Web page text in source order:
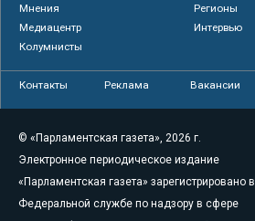
Мнения
Регионы
Медиацентр
Интервью
Колумнисты
Контакты Реклама Вакансии
© «Парламентская газета», 2026 г.
Электронное периодическое издание
«Парламентская газета» зарегистрировано в
Федеральной службе по надзору в сфере